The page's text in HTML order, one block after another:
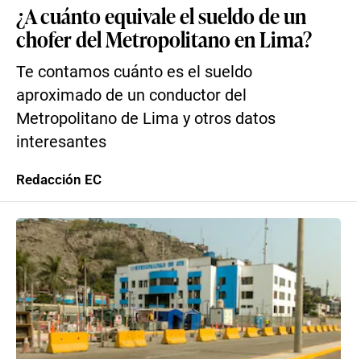
¿A cuánto equivale el sueldo de un
chofer del Metropolitano en Lima?
Te contamos cuánto es el sueldo
aproximado de un conductor del
Metropolitano de Lima y otros datos
interesantes
Redacción EC